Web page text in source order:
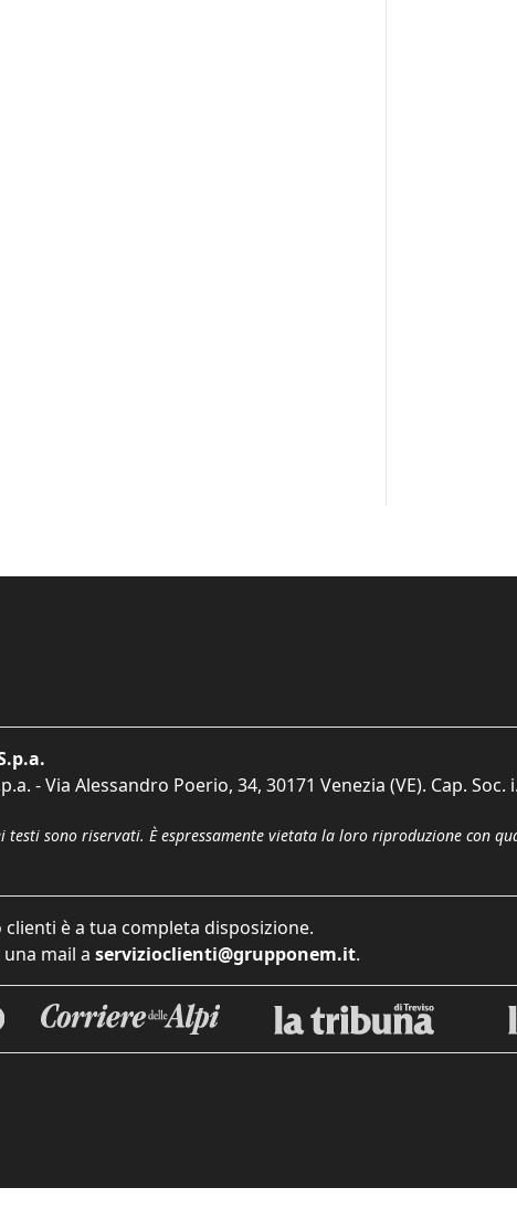
- Via Alessandro Poerio, 34, 30171 Venezia (VE). Cap. Soc.
sono riservati. È espressamente vietata la loro riproduzione con
è a tua completa disposizione.
mail a servizioclienti@grupponem.it.